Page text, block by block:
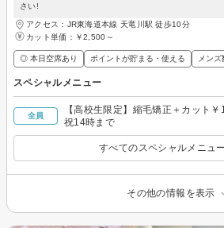
さい!
アクセス：JR東海道本線 天竜川駅 徒歩10分
カット単価： ￥2,500～
◎ 本日空席あり ポイントが貯まる・使える メンズ
スペシャルメニュー
全員
【高校生限定】縮毛矯正＋カット
祝14時まで
すべてのスペシャルメニュ
その他の情報を表示